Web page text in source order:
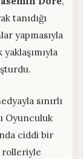
tanıdığı
yapmasıyla
sınırlı
Oyunculuk
ciddi bir
rolleriyle